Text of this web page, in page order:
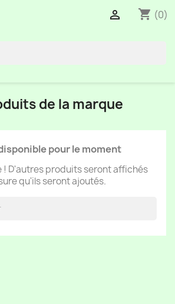
shopping_cart (0)

de la marque
pour le moment
! D'autres produits seront affichés
qu'ils seront ajoutés.